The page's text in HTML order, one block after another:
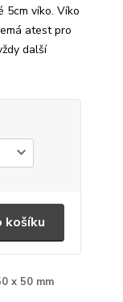
5cm víko. Víko
atest pro
další
košíku
x 50 mm